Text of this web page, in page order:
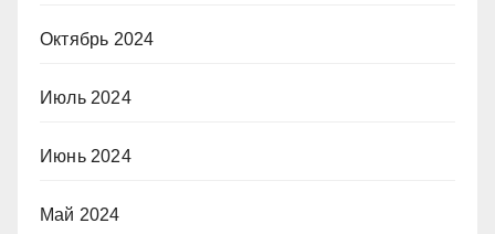
Октябрь 2024
Июль 2024
Июнь 2024
Май 2024